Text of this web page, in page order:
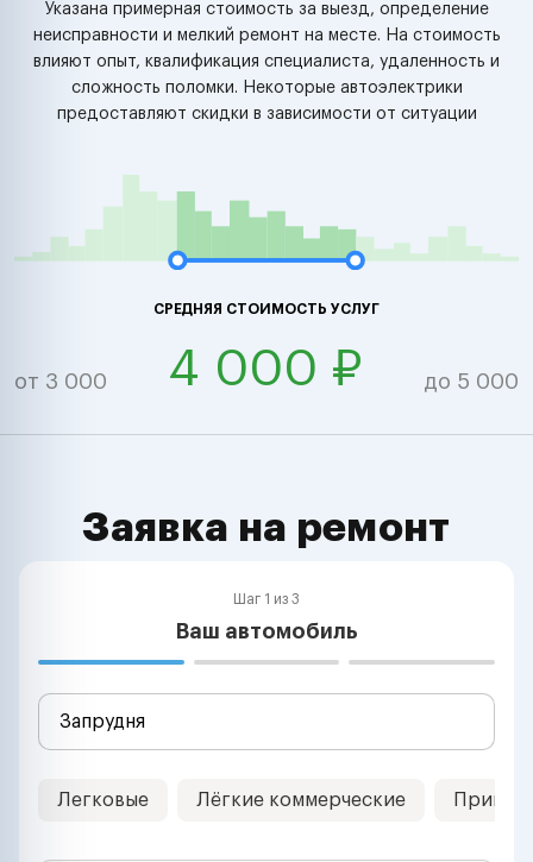
Указана примерная стоимость за выезд, определение
неисправности и мелкий ремонт на месте. На стоимость
влияют опыт, квалификация специалиста, удаленность и
сложность поломки. Некоторые автоэлектрики
предоставляют скидки в зависимости от ситуации
СРЕДНЯЯ СТОИМОСТЬ УСЛУГ
от 3 000 4 000 ₽ до 5 000
Заявка на ремонт
Шаг 1 из 3
Ваш автомобиль
Легковые Лёгкие коммерческие